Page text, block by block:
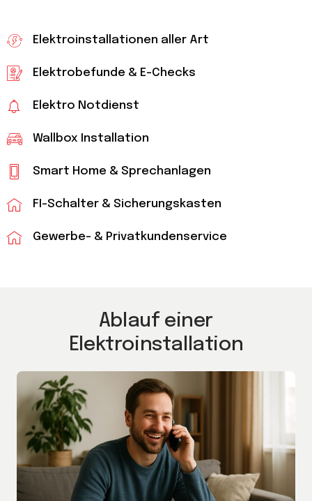
Elektroinstallationen aller Art
Elektrobefunde & E-Checks
Elektro Notdienst
Wallbox Installation
Smart Home & Sprechanlagen
FI-Schalter & Sicherungskasten
Gewerbe- & Privatkundenservice
Ablauf einer
Elektroinstallation